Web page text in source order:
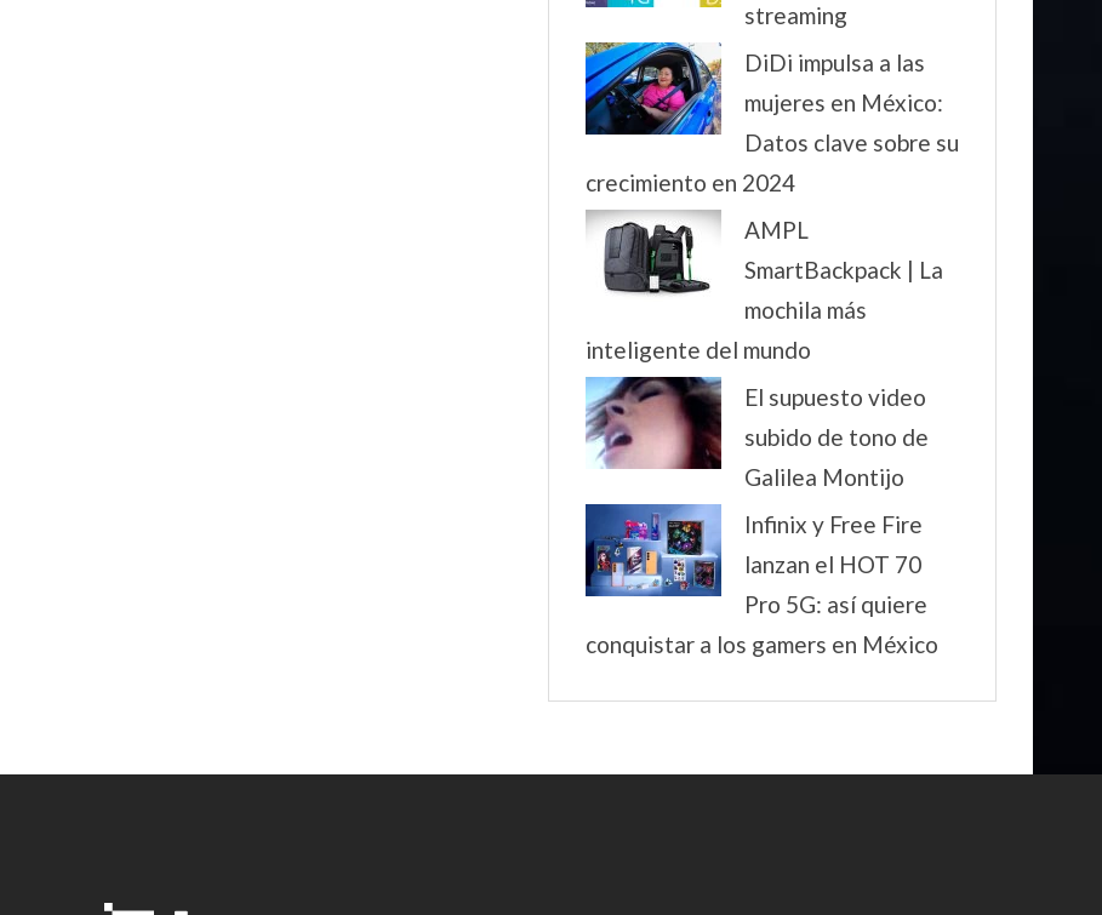
streaming
DiDi impulsa a las
mujeres en México:
Datos clave sobre su
crecimiento en 2024
AMPL
SmartBackpack | La
mochila más
inteligente del mundo
El supuesto video
subido de tono de
Galilea Montijo
Infinix y Free Fire
lanzan el HOT 70
Pro 5G: así quiere
conquistar a los gamers en México